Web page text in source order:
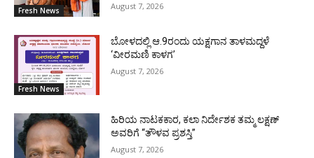
Fresh News August 7, 2026
Fresh News
ಬೋಳದಲ್ಲಿ ಆ.9ರಂದು ಯಕ್ಷಗಾನ ತಾಳಮದ್ದಳೆ
‘ವೀರಮಣಿ ಕಾಳಗ’
August 7, 2026
ಹಿರಿಯ ನಾಟಕಕಾರ, ಕಲಾ ನಿರ್ದೇಶಕ ತಮ್ಮ ಲಕ್ಷಣ್
ಅವರಿಗೆ “ತೌಳವ ಪ್ರಶಸ್ತಿ”
August 7, 2026